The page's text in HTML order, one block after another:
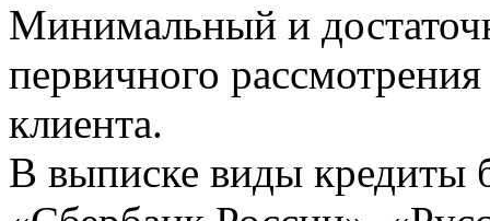
Минимальный и
первичного
клиента.
В выписке виды кредиты